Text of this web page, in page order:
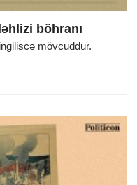
böhranı
mövcuddur.